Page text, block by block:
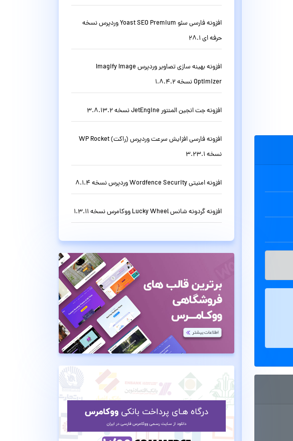
افزونه فارسی سئو Yoast SEO Premium وردپرس نسخه
حرفه ای 28.1
افزونه بهینه سازی تصاویر وردپرس Imagify Image
Optimizer نسخه 1.8.4.2
افزونه جت انجین المنتور JetEngine نسخه 3.8.13.2
افزونه فارسی افزایش سرعت وردپرس (راکت) WP Rocket
نسخه 3.23.1
افزونه امنیتی Wordfence Security وردپرس نسخه 8.1.4
افزونه گردونه شانس Lucky Wheel ووکامرس نسخه 1.3.11